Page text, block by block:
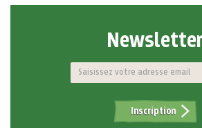
Inscription